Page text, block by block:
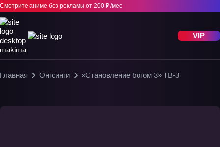
Смотрите аниме без рекламы от 200 ₽ /мес
VIP
Главная Онгоинги «Становление богом 3» ТВ-3